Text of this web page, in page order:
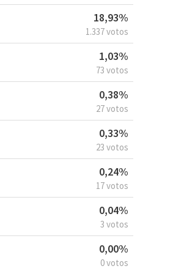
18,93%
1.337 votos
1,03%
73 votos
0,38%
27 votos
0,33%
23 votos
0,24%
17 votos
0,04%
3 votos
0,00%
0 votos